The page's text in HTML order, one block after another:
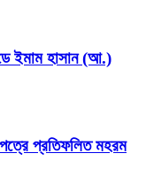
ইমাম হাসান (আ.)
প্রতিফলিত মহরম